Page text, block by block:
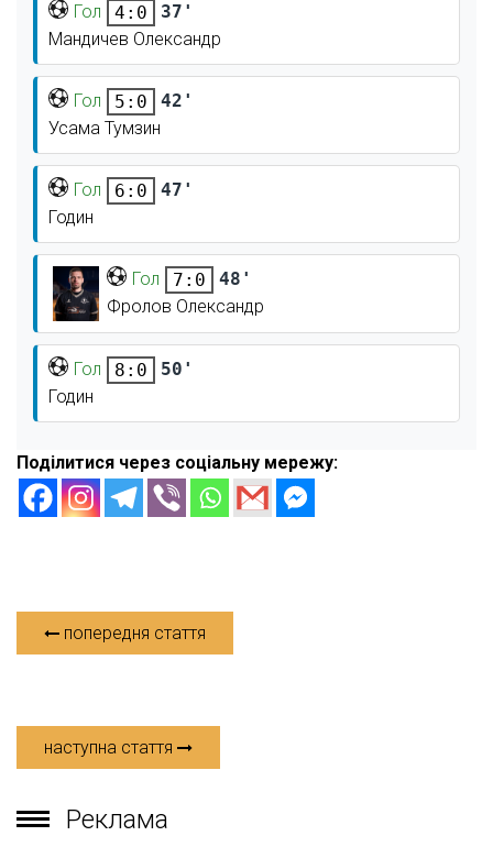
Гол 4:0
37'
Мандичев Олександр
Гол 5:0
42'
Усама Тумзин
Гол 6:0
47'
Годин
Гол 7:0
48'
Фролов Олександр
Гол 8:0
50'
Годин
Поділитися через соціальну мережу:
попередня стаття
наступна стаття
Реклама